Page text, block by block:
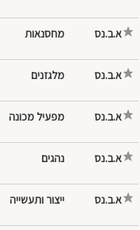
א.ב.נס מחסנאות
א.ב.נס מלגזנים
א.ב.נס
א.ב.נס
א.ב.נס ייצור ותעשייה